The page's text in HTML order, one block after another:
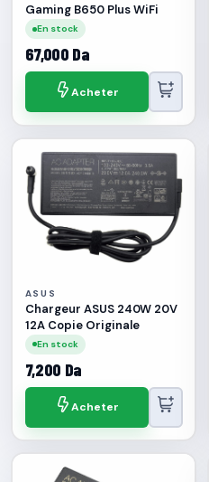
Gaming B650 Plus WiFi
En stock
67,000 Da
Acheter
ASUS
Chargeur ASUS 240W 20V
12A Copie Originale
En stock
7,200 Da
Acheter